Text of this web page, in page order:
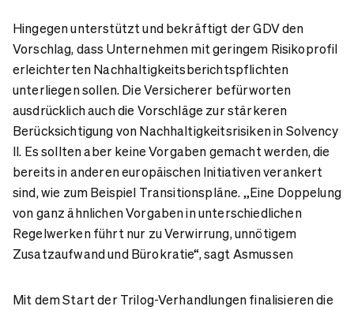
Hingegen unterstützt und bekräftigt der GDV den
Vorschlag, dass Unternehmen mit geringem Risikoprofil
erleichterten Nachhaltigkeitsberichtspflichten
unterliegen sollen. Die Versicherer befürworten
ausdrücklich auch die Vorschläge zur stärkeren
Berücksichtigung von Nachhaltigkeitsrisiken in Solvency
II. Es sollten aber keine Vorgaben gemacht werden, die
bereits in anderen europäischen Initiativen verankert
sind, wie zum Beispiel Transitionspläne. „Eine Doppelung
von ganz ähnlichen Vorgaben in unterschiedlichen
Regelwerken führt nur zu Verwirrung, unnötigem
Zusatzaufwand und Bürokratie“, sagt Asmussen
Mit dem Start der Trilog-Verhandlungen finalisieren die